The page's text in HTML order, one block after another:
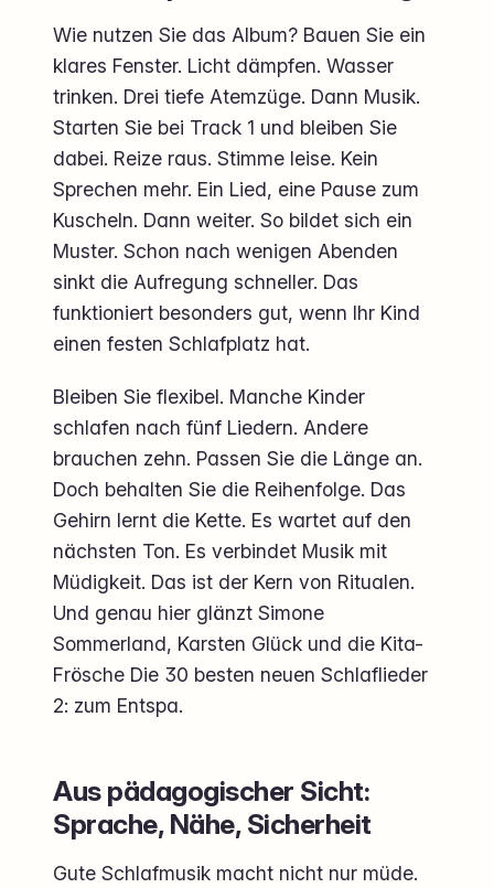
Wie nutzen Sie das Album? Bauen Sie ein
klares Fenster. Licht dämpfen. Wasser
trinken. Drei tiefe Atemzüge. Dann Musik.
Starten Sie bei Track 1 und bleiben Sie
dabei. Reize raus. Stimme leise. Kein
Sprechen mehr. Ein Lied, eine Pause zum
Kuscheln. Dann weiter. So bildet sich ein
Muster. Schon nach wenigen Abenden
sinkt die Aufregung schneller. Das
funktioniert besonders gut, wenn Ihr Kind
einen festen Schlafplatz hat.
Bleiben Sie flexibel. Manche Kinder
schlafen nach fünf Liedern. Andere
brauchen zehn. Passen Sie die Länge an.
Doch behalten Sie die Reihenfolge. Das
Gehirn lernt die Kette. Es wartet auf den
nächsten Ton. Es verbindet Musik mit
Müdigkeit. Das ist der Kern von Ritualen.
Und genau hier glänzt Simone
Sommerland, Karsten Glück und die Kita-
Frösche Die 30 besten neuen Schlaflieder
2: zum Entspa.
Aus pädagogischer Sicht:
Sprache, Nähe, Sicherheit
Gute Schlafmusik macht nicht nur müde.